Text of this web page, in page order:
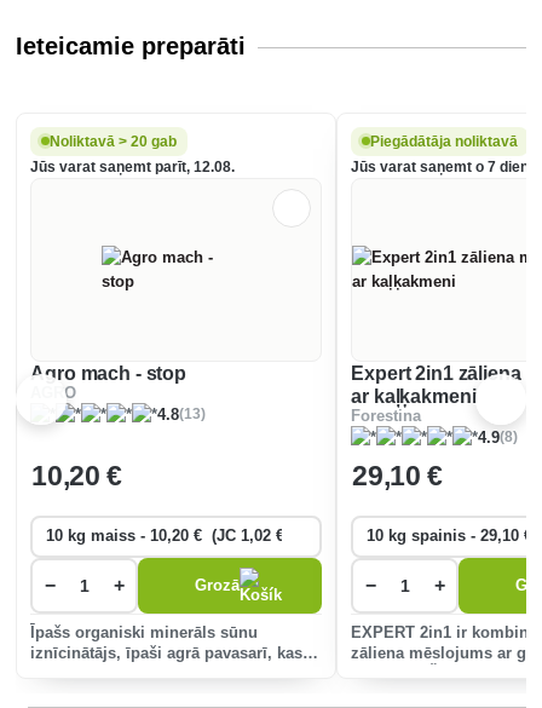
Ieteicamie preparāti
Noliktavā > 20 gab
Jūs varat saņemt parīt, 12.08.
Agro mach - stop
AGRO
4.8(13)
10,20 €
− + Grozā
Īpašs organiski minerāls sūnu
iznīcinātājs, īpaši agrā pavasarī, kas
Piegādātāja noliktavā
Jūs varat saņemt o 7
Expert 2in1 zāliena
ar kaļķakmeni
Forestina
4.9(8)
29,10 €
− +
EXPERT 2in1 ir
zāliena mēslojums ar